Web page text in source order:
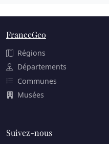
FranceGeo
Régions
Départements
Communes
Musées
Suivez-nous